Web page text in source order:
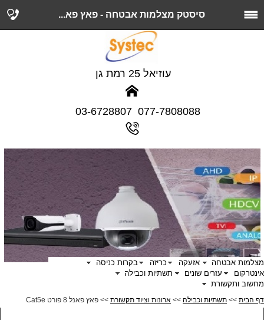
סיסטק מצלמות אבטחה - פאץ פא...
077-7808088 03-6728807
מצלמות אבטחה אזעקה כריזה
בקרות כניסה
אינטרקום
עזרים שונים
תשתיות וכבילה
מחשוב ותקשורת
עוזיאל 25 רמת גן
דף הבית >> תשתיות וכבילה >> ארונות וציוד תקשורת >> פאץ פאנל 8 פורט Cat5e